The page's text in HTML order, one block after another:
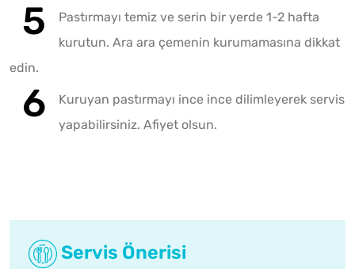
Pastırmayı temiz ve serin bir yerde 1-2 hafta
kurutun. Ara ara çemenin kurumamasına dikkat
edin.
Kuruyan pastırmayı ince ince dilimleyerek servis
yapabilirsiniz. Afiyet olsun.
Servis Önerisi